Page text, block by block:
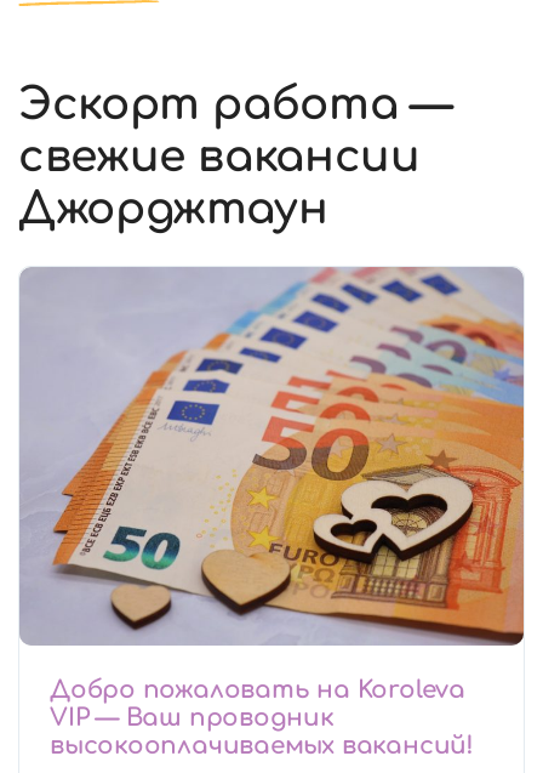
Эскорт работа —
свежие вакансии
Джорджтаун
Добро пожаловать на Koroleva
VIP — Ваш проводник
высокооплачиваемых вакансий!